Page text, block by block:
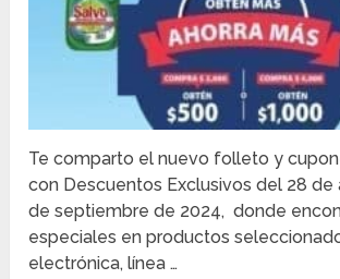
Te comparto el nuevo folleto y
con Descuentos Exclusivos del 28 de
de septiembre de 2024, donde
especiales en productos
electrónica, línea …